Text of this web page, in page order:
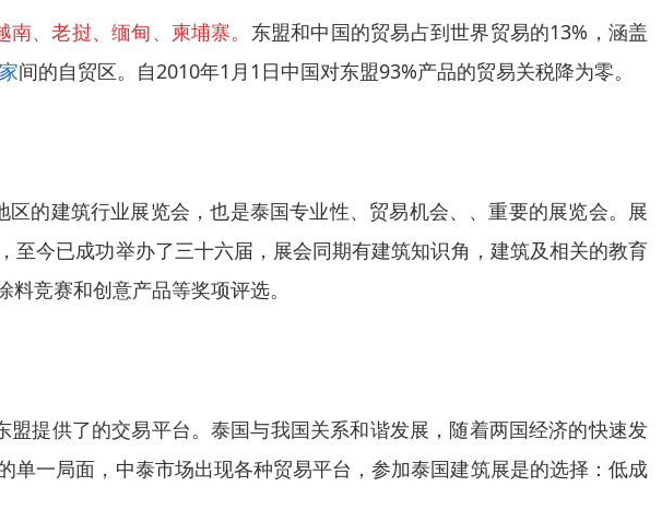
、老挝、缅甸、柬埔寨。 东盟和中国的贸易占到世界贸易的13%，涵盖
间的自贸区。 自2010年1 月 1 日中国对东盟93%产品的贸易关税降为零。
的建筑行业展览会，也是泰国专业性、贸易机会、、重要的展览会。展
至今已成功举办了三十六届，展会同期有建筑知识角，建筑及相关的教育
竞赛和创意产品等奖项评选。
提供了的交易平台。泰国与我国关系和谐发展，随着两国经济的快速发
一局面，中泰市场出现各种贸易平台，参加泰国建筑展是的选择：低成